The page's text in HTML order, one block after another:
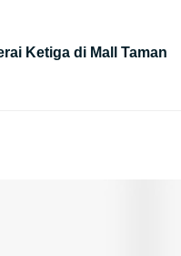
Ketiga di Mall Taman